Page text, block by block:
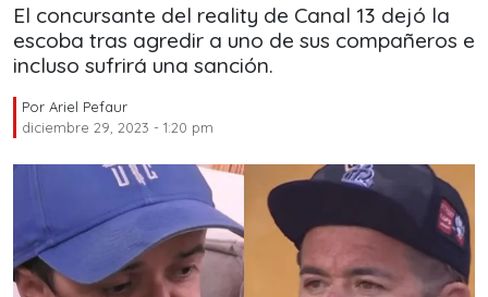
El concursante del reality de Canal 13 dejó la
escoba tras agredir a uno de sus compañeros e
incluso sufrirá una sanción.
Por Ariel Pefaur
diciembre 29, 2023 - 1:20 pm